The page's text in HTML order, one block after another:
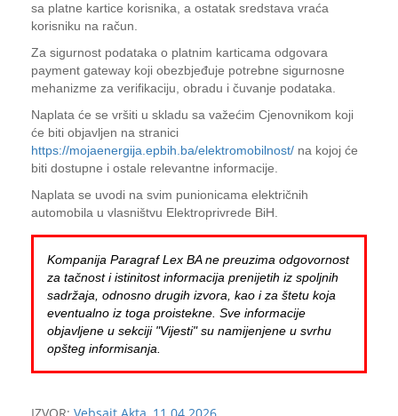
sa platne kartice korisnika, a ostatak sredstava vraća
korisniku na račun.
Za sigurnost podataka o platnim karticama odgovara
payment gateway koji obezbjeđuje potrebne sigurnosne
mehanizme za verifikaciju, obradu i čuvanje podataka.
Naplata će se vršiti u skladu sa važećim Cjenovnikom koji
će biti objavljen na stranici
https://mojaenergija.epbih.ba/elektromobilnost/ na kojoj će
biti dostupne i ostale relevantne informacije.
Naplata se uvodi na svim punionicama električnih
automobila u vlasništvu Elektroprivrede BiH.
Kompanija Paragraf Lex BA ne preuzima odgovornost
za tačnost i istinitost informacija prenijetih iz spoljnih
sadržaja, odnosno drugih izvora, kao i za štetu koja
eventualno iz toga proistekne. Sve informacije
objavljene u sekciji "Vijesti" su namijenjene u svrhu
opšteg informisanja.